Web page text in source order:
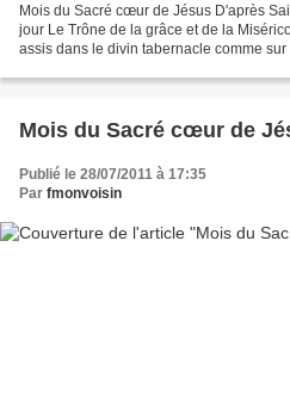
Mois du Sacré cœur de Jésus D'après
jour Le Trône de la grâce et de la
assis dans le divin tabernacle comme sur
Mois du Sacré cœur de
Publié le 28/07/2011 à 17:35
Par fmonvoisin